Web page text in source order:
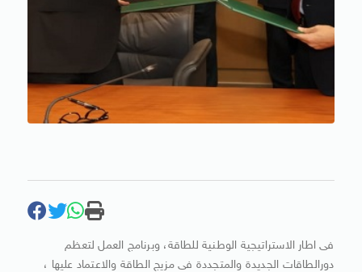
فى اطار الاستراتيجية الوطنية للطاقة، وبرنامج العمل لتعظم
دورالطاقات الجديدة والمتجددة فى مزيج الطاقة والاعتماد عليها ،